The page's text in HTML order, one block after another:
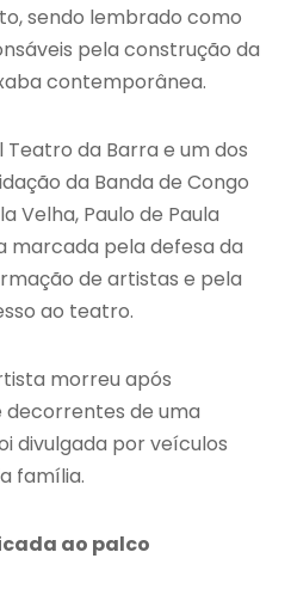
sendo lembrado como
pela construção da
contemporânea.
da Barra e um dos
da Banda de Congo
Velha, Paulo de Paula
marcada pela defesa da
de artistas e pela
ao teatro.
morreu após
decorrentes de uma
divulgada por veículos
família.
ao palco